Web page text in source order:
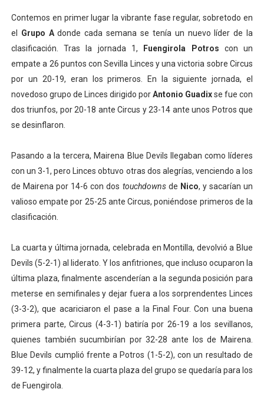
Contemos en primer lugar la vibrante fase regular, sobretodo en
el
Grupo Adonde cada semana se tenía un nuevo líder de la
clasificación. Tras la jornada 1,
Fuengirola Potros con un
empate a 26 puntos con Sevilla Linces y una victoria sobre Circus
por un 20-19, eran los primeros. En la siguiente jornada, el
novedoso grupo de Linces dirigido porAntonio Guadixse fue con
dos triunfos, por 20-18 ante Circus y 23-14 ante unos Potros que
se desinflaron.
Pasando a la tercera, Mairena Blue Devils llegaban como líderes
con un 3-1, pero Linces obtuvo otras dos alegrías, venciendo a los
de Mairena por 14-6 con dos touchdowns de Nico, y sacarían un
valioso empate por 25-25 ante Circus, poniéndose primeros de la
clasificación.
La cuarta y última jornada, celebrada en Montilla, devolvió a Blue
Devils (5-2-1) al liderato. Y los anfitriones, que incluso ocuparon la
última plaza, finalmente ascenderían a la segunda posición para
meterse en semifinales y dejar fuera a los sorprendentes Linces
(3-3-2), que acariciaron el pase a la Final Four. Con una buena
primera parte, Circus (4-3-1) batiría por 26-19 a los sevillanos,
quienes también sucumbirían por 32-28 ante los de Mairena.
Blue Devils cumplió frente a Potros (1-5-2), con un resultado de
39-12, y finalmente la cuarta plaza del grupo se quedaría para los
de Fuengirola.